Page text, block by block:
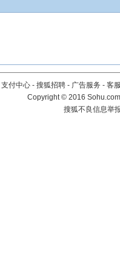
支付中心 - 搜狐招聘 - 广告服务 - 客
Copyright©2016
搜狐不良信息举